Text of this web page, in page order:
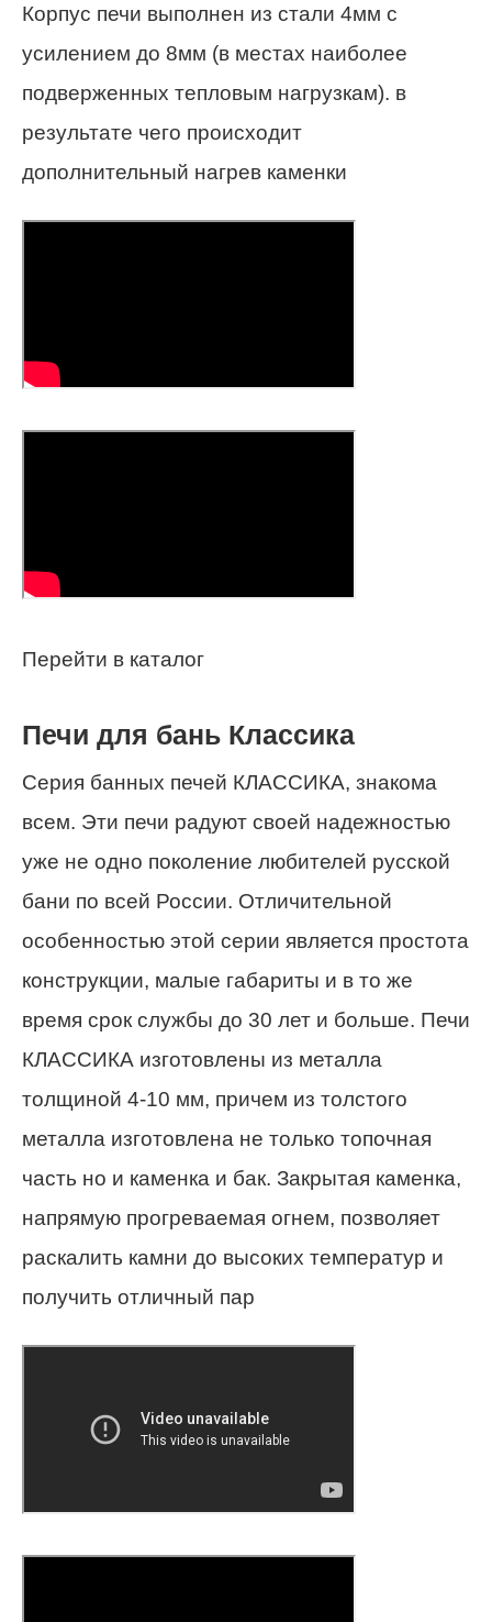
Корпус печи выполнен из стали 4мм с
усилением до 8мм (в местах наиболее
подверженных тепловым нагрузкам). в
результате чего происходит
дополнительный нагрев каменки
Перейти в каталог
Печи для бань Классика
Серия банных печей КЛАССИКА, знакома
всем. Эти печи радуют своей надежностью
уже не одно поколение любителей русской
бани по всей России. Отличительной
особенностью этой серии является простота
конструкции, малые габариты и в то же
время срок службы до 30 лет и больше. Печи
КЛАССИКА изготовлены из металла
толщиной 4-10 мм, причем из толстого
металла изготовлена не только топочная
часть но и каменка и бак. Закрытая каменка,
напрямую прогреваемая огнем, позволяет
раскалить камни до высоких температур и
получить отличный пар